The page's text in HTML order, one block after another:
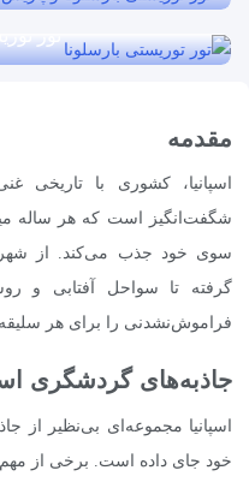
تور
۱,۴۸۰
مقدمه
اسپانیا، کشوری با تاریخی
شگفت‌انگیز است که هر ساله
سوی خود جذب می‌کند. از
گرفته تا سواحل آفتابی و
فراموش‌نشدنی را برای هر
جاذبه‌های گردشگری
اسپانیا مجموعه‌ای بی‌نظیر از
خود جای داده است. برخی از